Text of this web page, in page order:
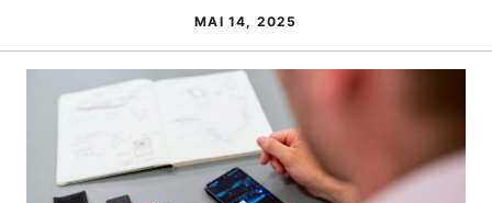
MAI 14, 2025